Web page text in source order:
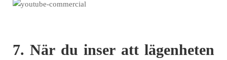
7. När du inser att lägenheten